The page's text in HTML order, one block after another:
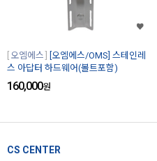
오엠에스
[오엠에스/OMS] 스테인레
스 아답터 하드웨어(볼트포함)
160,000원
CS CENTER